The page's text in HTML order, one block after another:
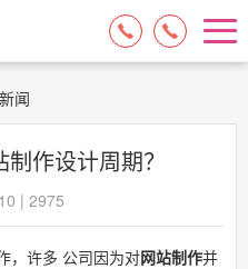
闻
作设计周期？
| 2975
，许多 公司因为对网站制作并